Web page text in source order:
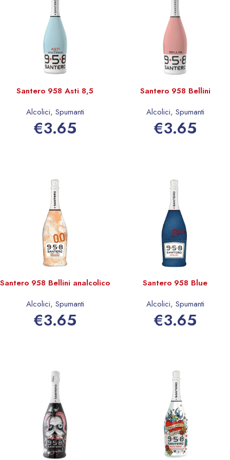
Santero 958 Asti 8,5
Alcolici, Spumanti
€3.65
Santero 958 Bellini
Alcolici, Spumanti
€3.65
Santero 958 Bellini analcolico
Alcolici, Spumanti
€3.65
Santero 958 Blue
Alcolici, Spumanti
€3.65